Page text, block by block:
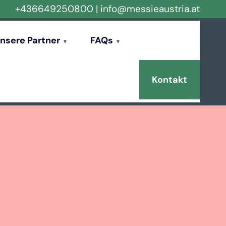
+436649250800 | info@messieaustria.at
Partner FAQs
Kontakt